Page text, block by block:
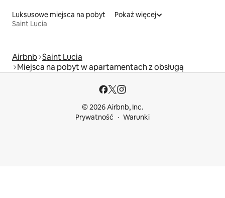
Luksusowe miejsca na pobyt
Saint Lucia
Pokaż więcej
Airbnb Saint Lucia
Miejsca na pobyt w apartamentach z obsługą
© 2026 Airbnb, Inc.
Prywatność
Warunki